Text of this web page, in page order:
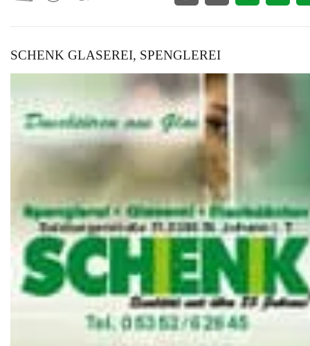
SCHENK GLASEREI, SPENGLEREI